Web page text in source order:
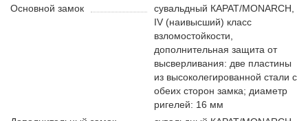
Основной замок
сувальдный КАРАТ/MONARCH,
IV (наивысший) класс
взломостойкости,
дополнительная защита от
высверливания: две пластины
из высоколегированной стали с
обеих сторон замка; диаметр
ригелей: 16 мм